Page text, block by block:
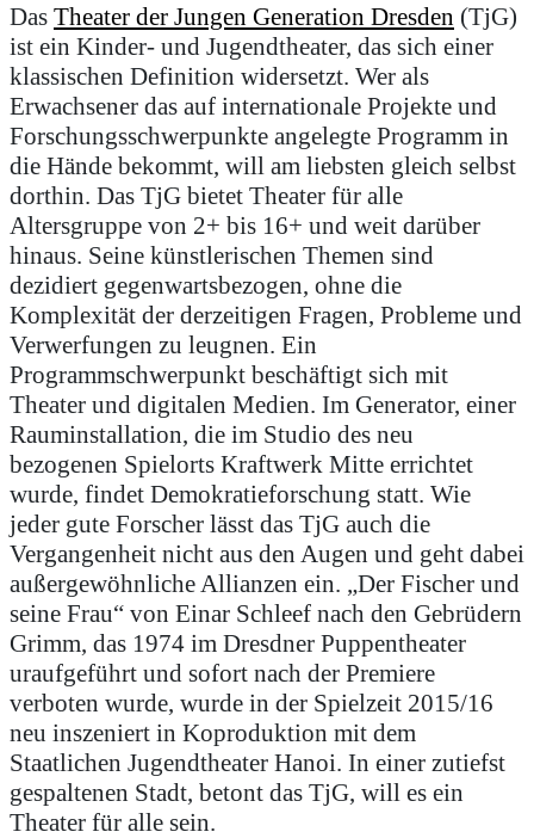
Das Theater der Jungen Generation Dresden (TjG)
ist ein Kinder- und Jugendtheater, das sich einer
klassischen Definition widersetzt. Wer als
Erwachsener das auf internationale Projekte und
Forschungsschwerpunkte angelegte Programm in
die Hände bekommt, will am liebsten gleich selbst
dorthin. Das TjG bietet Theater für alle
Altersgruppe von 2+ bis 16+ und weit darüber
hinaus. Seine künstlerischen Themen sind
dezidiert gegenwartsbezogen, ohne die
Komplexität der derzeitigen Fragen, Probleme und
Verwerfungen zu leugnen. Ein
Programmschwerpunkt beschäftigt sich mit
Theater und digitalen Medien. Im Generator, einer
Rauminstallation, die im Studio des neu
bezogenen Spielorts Kraftwerk Mitte errichtet
wurde, findet Demokratieforschung statt. Wie
jeder gute Forscher lässt das TjG auch die
Vergangenheit nicht aus den Augen und geht dabei
außergewöhnliche Allianzen ein. „Der Fischer und
seine Frau“ von Einar Schleef nach den Gebrüdern
Grimm, das 1974 im Dresdner Puppentheater
uraufgeführt und sofort nach der Premiere
verboten wurde, wurde in der Spielzeit 2015/16
neu inszeniert in Koproduktion mit dem
Staatlichen Jugendtheater Hanoi. In einer zutiefst
gespaltenen Stadt, betont das TjG, will es ein
Theater für alle sein.